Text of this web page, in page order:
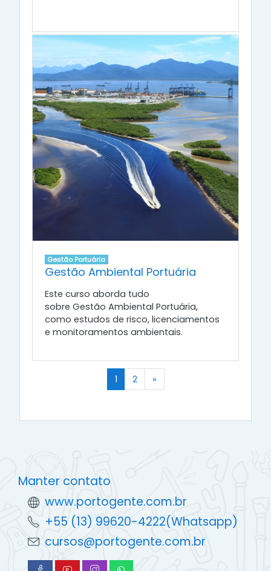
Gestão Portuária
Gestão Ambiental Portuária
Este curso aborda tudo
sobre Gestão Ambiental Portuária,
como estudos de risco, licenciamentos
e monitoramentos ambientais.
1(atual)
2 »Próximo
Manter contato
www.portogente.com.br
+55 (13) 99620-4222(Whatsapp)
cursos@portogente.com.br